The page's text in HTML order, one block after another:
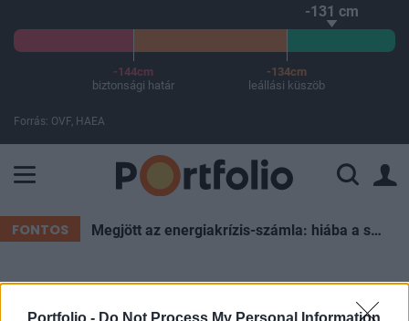
Portfolio - Do Not Process My Personal Information
-131 cm
-144cm
biztonsági határ
-134cm
leállási küszöb
Forrás: OVF, HAEA
FONTOS Megjött az energiakrízis-számla: hiába a spórolás, súlyos forintokat éget el az ország esténként